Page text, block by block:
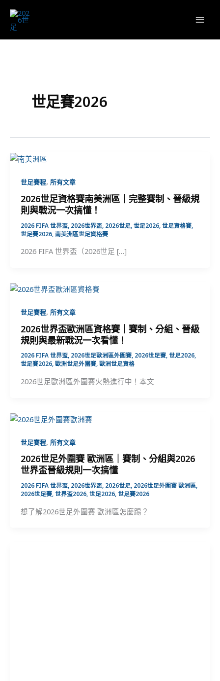
要
世足賽2026
世足賽程, 所有文章
2026世足資格賽南美洲區｜完整賽制、晉級規
則與戰況一次搞懂！
2026 FIFA 世界盃, 2026世界盃, 2026世足 世足2026, 世足資格賽,
世足賽2026, 南美洲區世足資格賽
2026 FIFA 世界盃（2026世足 […]
世足賽程, 所有文章
2026世界盃歐洲區資格賽｜賽制、分組、晉級
規則與最新戰況一次看懂！
2026 FIFA 世界盃, 2026世足歐洲區外圍賽, 2026世足賽,世足2026,
世足賽2026,歐洲世足外圍賽,歐洲世足資格
2026世足歐洲區外圍賽火熱進行中！本文
世足賽程, 所有文章
2026世足外圍賽 歐洲區｜賽制、分組與2026
世界盃晉級規則一次搞懂
2026 FIFA 世界盃, 2026世界盃, 2026世足, 2026世足外圍賽 歐洲區,
2026世足賽,世界盃2026,世足2026,世足賽2026
想了解2026世足外圍賽 歐洲區怎麼踢？